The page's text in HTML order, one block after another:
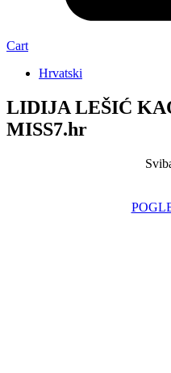
Cart
Hrvatski
LIDIJA LEŠIĆ
MISS7.hr